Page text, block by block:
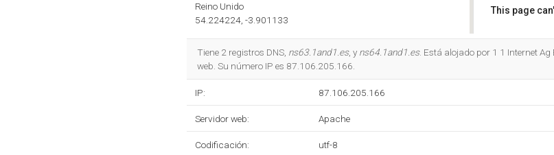
Reino Unido
54.224224, -3.901133
This page
Tiene 2 registros DNS, ns63.1and1.es, y ns64.1and1.es. Está alojado por 1 1 Internet
web. Su número IP es 87.106.205.166.
IP: 87.106.205.166
Servidor web: Apache
Codificación: utf-8